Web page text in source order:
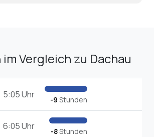
Vergleich zu Dachau
5:05 Uhr -9 Stunden
6:05 Uhr -8Stunden